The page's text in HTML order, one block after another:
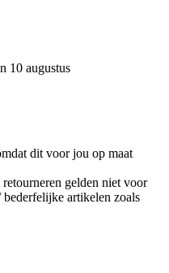
10 augustus
dit voor jou op maat
gelden niet voor
bederfelijke artikelen zoals